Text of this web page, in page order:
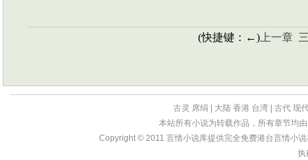
(快捷键：←) 上一章
古灵 席绢 大陆 香港 台湾 古代 现
本站所有小说为转载作品，所有章节均
Copyright © 2011 言情小说库提供完全免费港台言情小
执